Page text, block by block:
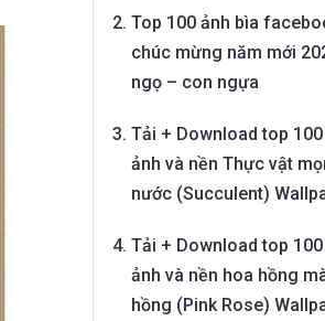
Top 100 ảnh bìa
chúc mừng năm mới
ngọ – con ngựa
Tải + Download top
ảnh và nền Thực vật
nước (Succulent)
Tải + Download top
ảnh và nền hoa hồng
hồng (Pink Rose)